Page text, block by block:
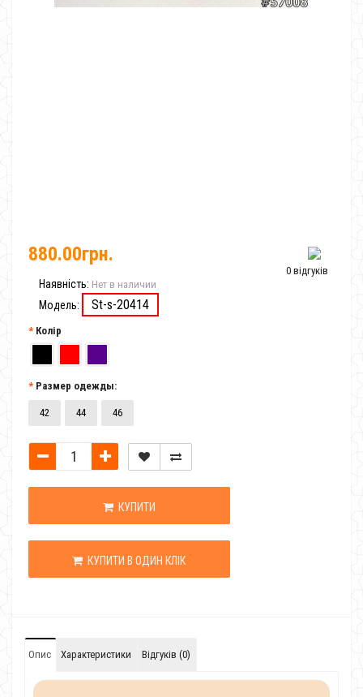
0 відгуків
880.00грн.
Наявність: Нет в наличии
Модель: St-s-20414
Колір
Размер одежды:
42 44 46
КУПИТИ
КУПИТИ В ОДИН КЛІК
Опис Характеристики Відгуків (0)